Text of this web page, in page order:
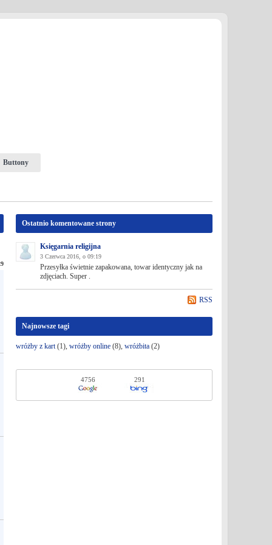
Buttony
Ostatnio komentowane strony
Księgarnia religijna
3 Czerwca 2016, o 09:19
Przesyłka świetnie zapakowana, towar identyczny jak na
zdjęciach. Super .
RSS
Najnowsze tagi
wróżby z kart(1), wróżby online(8), wróżbita(2)
4756 291